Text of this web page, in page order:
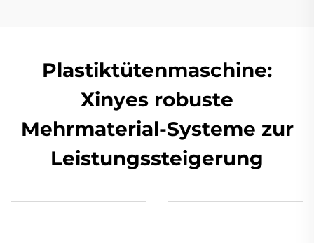
Plastiktütenmaschine:
Xinyes robuste
Mehrmaterial-Systeme zur
Leistungssteigerung